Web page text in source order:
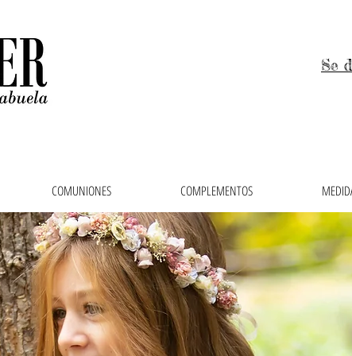
Se
COMUNIONES COMPLEMENTOS
niños, trajes de arras y vestidos de comunión en
faldas, cubrepañales